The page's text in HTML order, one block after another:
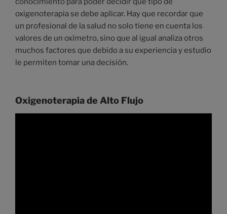
oxigenoterapia se debe aplicar. Hay que recordar que
un profesional de la salud no solo tiene en cuenta los
valores de un oxímetro, sino que al igual analiza otros
muchos factores que debido a su experiencia y estudio
le permiten tomar una decisión.
Oxigenoterapia de Alto Flujo